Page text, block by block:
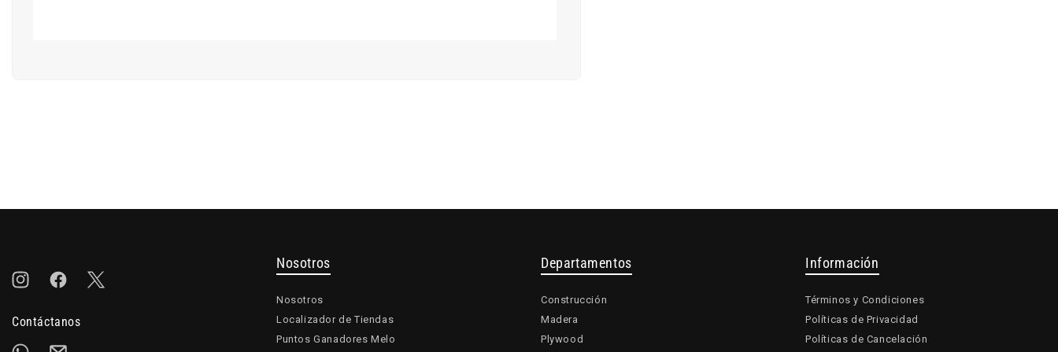
InstagramFacebookTwitter
Contáctanos
Nosotros
Nosotros
Localizador de Tiendas
Puntos Ganadores Melo
Departamentos
Construcción
Madera
Plywood
Información
Términos y Condiciones
Políticas de Privacidad
Políticas de Cancelación